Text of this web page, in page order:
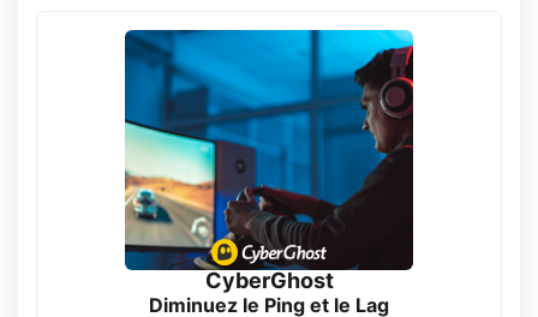
CyberGhost
Diminuez le Ping et le Lag